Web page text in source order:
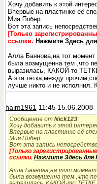
Хочу добавить к этой
Впервые на пластинке её
Мия Побер
Вот эта запись
[Только
ссылки. Нажмите Здесь
Алла Баянова,на тот
была возмущенна тем ,что
выразилась, КАКОЙ-то
А эта тётка,между
лучше никто и не исполнил.
haim1961 11:45 15.06.2008
Сообщение отNick123:
Хочу добавить к этой
Впервые на пластинке её
Мия Побер
Вот эта запись
[Только
ссылки.Нажмите Здесь для
Алла Баянова,на тот
была возмущенна тем ,что